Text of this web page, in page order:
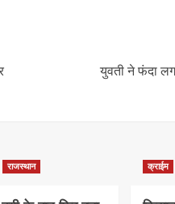
युवती ने फंदा
राजस्थान क्राईम